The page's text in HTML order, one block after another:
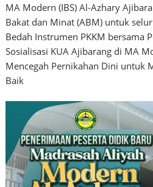
MA Modern (IBS) Al-Azhary
Bakat dan Minat (ABM) untuk
Bedah Instrumen PKKM bersama
Sosialisasi KUA Ajibarang di MA
Mencegah Pernikahan Dini untuk
Baik